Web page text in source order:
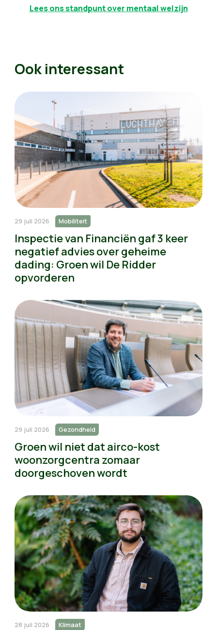
Lees ons standpunt over mentaal welzijn
Ook interessant
29 juli 2026 Mobiliteit
Inspectie van Financiën gaf 3 keer
negatief advies over geheime
dading: Groen wil De Ridder
opvorderen
29 juli 2026 Gezondheid
Groen wil niet dat airco-kost
woonzorgcentra zomaar
doorgeschoven wordt
28 juli 2026 Klimaat